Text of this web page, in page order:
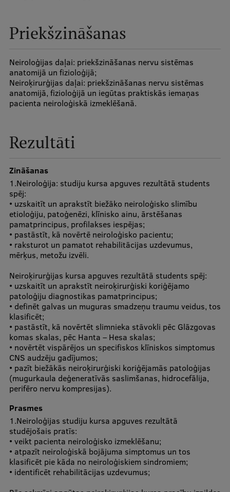
Muzeji un ekspozīcijas
Projekti
Reitingi
Virtuālā tūre
Studiju un vides pieejamība
Dati par 2025. gadu
Suvenīri un grāmatas
Mūžizglītība
Ētikas un līdztiesības mācības
Atvērtā universitāte
Sagatavošanas kursi
Profesionālās pilnveides kursi
ESF kvalifikācijas celšanas kursi
Pedagoģiskās izaugsmes centrs
Kvalifikācijas atbilstības pārbaude
Pētniecība
Zinātniskie institūti un laboratorijas
Priekšzināšanas
Neiroloģijas daļai: priekšzināšanas nervu sistēmas
anatomijā un fizioloģijā;
Neiroķirurģijas daļai: priekšzināšanas nervu sistēmas
anatomijā, fizioloģijā un iegūtas praktiskās iemaņas
pacienta neiroloģiskā izmeklēšanā.
Rezultāti
Zināšanas
1.Neiroloģija: studiju kursa apguves rezultātā students
spēj:
• uzskaitīt un aprakstīt biežāko neiroloģisko slimību
etioloģiju, patoģenēzi, klīnisko ainu, ārstēšanas
pamatprincipus, profilakses iespējas;
• pastāstīt, kā novērtē neiroloģisko pacientu;
• raksturot un pamatot rehabilitācijas uzdevumus,
mērķus, metožu izvēli.
Neiroķirurģijas kursa apguves rezultātā students spēj:
• uzskaitīt un aprakstīt neiroķirurģiski koriģējamo
patoloģiju diagnostikas pamatprincipus;
• definēt galvas un muguras smadzeņu traumu veidus, tos
klasificēt;
• pastāstīt, kā novērtēt slimnieka stāvokli pēc Glāzgovas
komas skalas, pēc Hanta – Hesa skalas;
• novērtēt vispārējos un specifiskos klīniskos simptomus
CNS audzēju gadījumos;
• pazīt biežākās neiroķirurģiski koriģējamās patoloģijas
(mugurkaula deģeneratīvās saslimšanas, hidrocefālija,
perifēro nervu kompresijas).
Prasmes
1.Neiroloģijas studiju kursa apguves rezultātā
studējošais pratīs:
• veikt pacienta neiroloģisko izmeklēšanu;
• atpazīt neiroloģiskā bojājuma simptomus un tos
klasificēt pie kāda no neiroloģiskiem sindromiem;
• identificēt rehabilitācijas uzdevumus;